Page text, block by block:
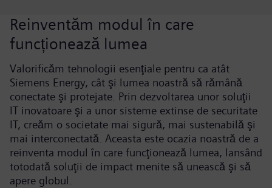
Reinventăm modul în care
funcționează lumea
Valorificăm tehnologii esenţiale pentru ca atât
Siemens Energy, cât şi lumea noastră să rămână
conectate şi protejate. Prin dezvoltarea unor soluţii
IT inovatoare şi a unor sisteme extinse de securitate
IT, creăm o societate mai sigură, mai sustenabilă şi
mai interconectată. Aceasta este ocazia noastră de a
reinventa modul în care funcţionează lumea, lansând
totodată soluţii de impact menite să unească şi să
apere globul.